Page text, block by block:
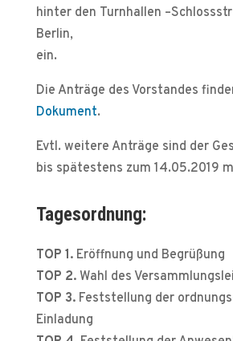
hinter den Turnhallen
Berlin,
ein.
Die Anträge des Vorstandes
Dokument.
Evtl. weitere Anträge sind der
bis spätestens zum 14.05.2019
Tagesordnung:
TOP 1.Eröffnung und Begrüßung
TOP 2.Wahl des
TOP 3.Feststellung der
Einladung